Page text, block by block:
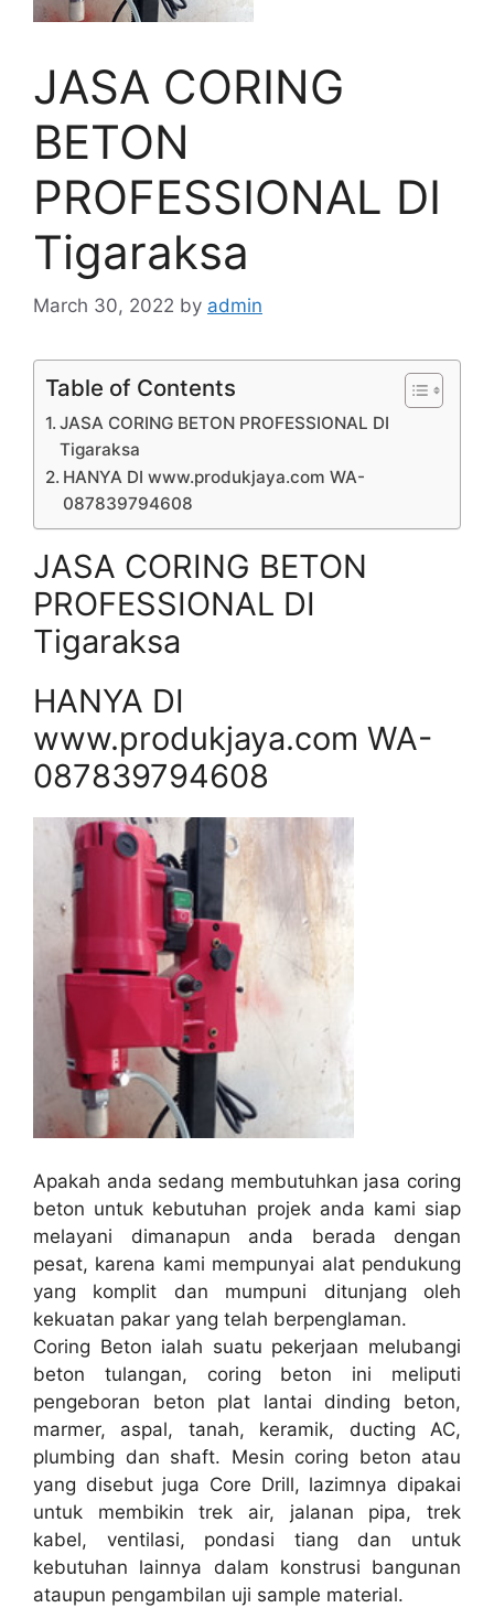
JASA CORING
BETON
PROFESSIONAL DI
Tigaraksa
March 30, 2022 by admin
Table of Contents
JASA CORING BETON PROFESSIONAL DI
Tigaraksa
HANYA DI www.produkjaya.com WA-
087839794608
JASA CORING BETON
PROFESSIONAL DI
Tigaraksa
HANYA DI
www.produkjaya.com WA-
087839794608
Apakah anda sedang membutuhkan jasa coring
beton untuk kebutuhan projek anda kami siap
melayani dimanapun anda berada dengan
pesat, karena kami mempunyai alat pendukung
yang komplit dan mumpuni ditunjang oleh
kekuatan pakar yang telah berpenglaman.
Coring Beton ialah suatu pekerjaan melubangi
beton tulangan, coring beton ini meliputi
pengeboran beton plat lantai dinding beton,
marmer, aspal, tanah, keramik, ducting AC,
plumbing dan shaft. Mesin coring beton atau
yang disebut juga Core Drill, lazimnya dipakai
untuk membikin trek air, jalanan pipa, trek
kabel, ventilasi, pondasi tiang dan untuk
kebutuhan lainnya dalam konstrusi bangunan
ataupun pengambilan uji sample material.